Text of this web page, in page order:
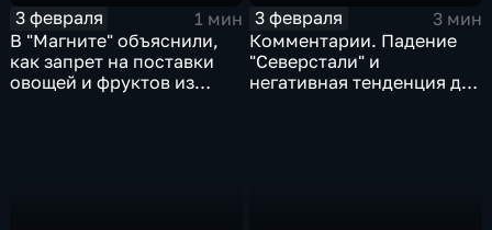
3 февраля
1 мин
В "Магните" объяснили,
как запрет на поставки
овощей и фруктов из
3 февраля
3 мин
Комментарии. Падение
"Северстали" и
негативная тенденция для